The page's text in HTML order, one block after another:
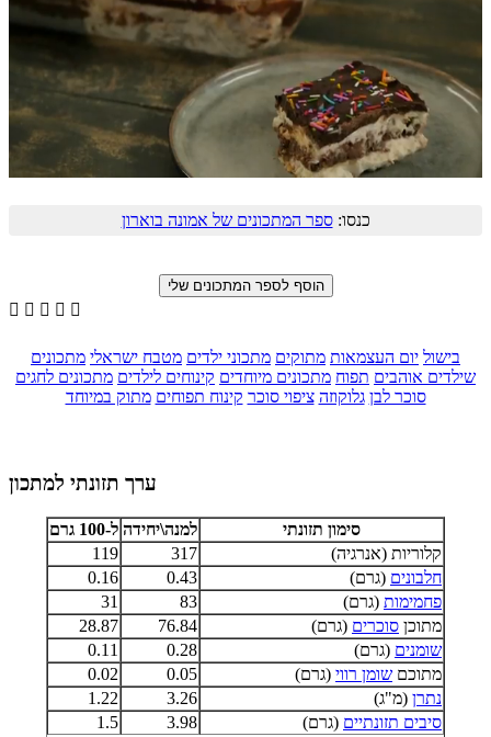
כנסו:ספר המתכונים של אמונה בוארון
    
בישול יום העצמאות מתוקים מתכוני ילדים מטבח ישראלי מתכונים
שילדים אוהבים תפוח מתכונים מיוחדים קינוחים לילדים מתכונים לחגים
סוכר לבן גלוקוזה ציפוי סוכר קינוח תפוחים מתוק במיוחד
ערך תזונתי למתכון
סימון תזונתי למנה\יחידה ל-100 גרם
קלוריות (אנרגיה)
317
119
חלבונים (גרם) 0.43
0.16
פחמימות (גרם) 83
31
מתוכן סוכרים (גרם) 76.84
28.87
שומנים (גרם) 0.28
0.11
מתוכם שומן רווי (גרם) 0.05
0.02
נתרן (מ"ג) 3.26
1.22
סיבים תזונתיים (גרם) 3.98
1.5